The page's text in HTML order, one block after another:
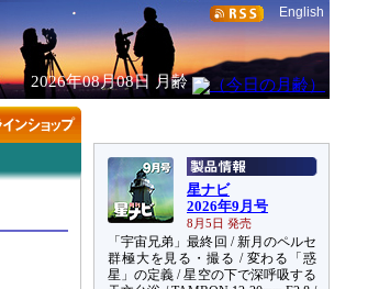
English
2026年08月08日 月齢
星ナビ
2026年9月号
8月5日 発売
「宇宙兄弟」最終回 / 新月のペルセ
群極大を見る・撮る / 変わる「惑
星」の定義 / 星空の下で深呼吸する